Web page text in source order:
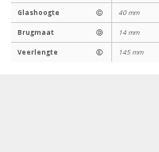
Glashoogte Ⓒ 40 mm
Brugmaat Ⓓ 14 mm
Veerlengte Ⓔ 145 mm